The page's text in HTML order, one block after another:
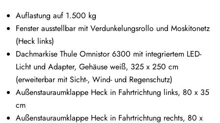
Auflastung auf 1.500 kg
Fenster ausstellbar mit Verdunkelungsrollo und Moskitonetz
(Heck links)
Dachmarkise Thule Omnistor 6300 mit integriertem LED-
Licht und Adapter, Gehäuse weiß, 325 x 250 cm
(erweiterbar mit Sicht-, Wind- und Regenschutz)
Außenstauraumklappe Heck in Fahrtrichtung links, 80 x 35
cm
Außenstauraumklappe Heck in Fahrtrichtung rechts, 80 x